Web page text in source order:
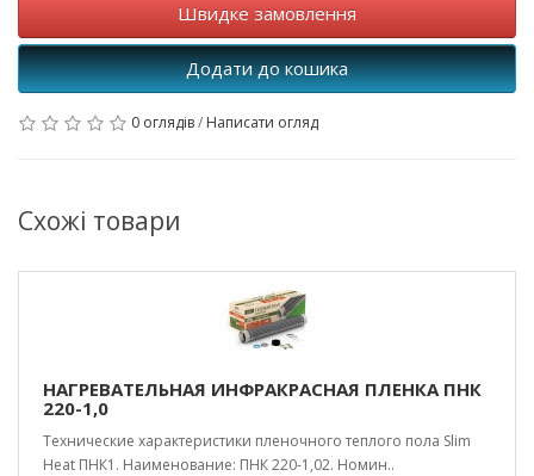
Швидке замовлення
Додати до кошика
0 оглядів/ Написати огляд
Схожі товари
НАГРЕВАТЕЛЬНАЯ ИНФРАКРАСНАЯ ПЛЕНКА ПНК
220-1,0
Технические характеристики пленочного теплого пола Slim
Heat ПНК1. Наименование: ПНК 220-1,02. Номин..